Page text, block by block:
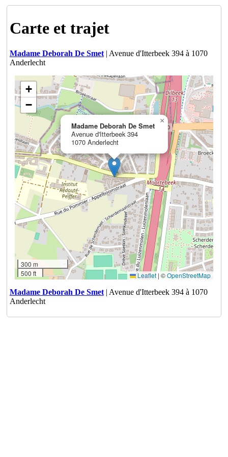
Carte et trajet
Madame Deborah De Smet| Avenue d'Itterbeek 394 à 1070
Anderlecht
Madame Deborah De Smet
Avenue d'Itterbeek 394
1070 Anderlecht
×
+
−
300 m
500 ft
Leaflet | ©OpenStreetMap
Madame Deborah De Smet| Avenue d'Itterbeek 394 à 1070
Anderlecht